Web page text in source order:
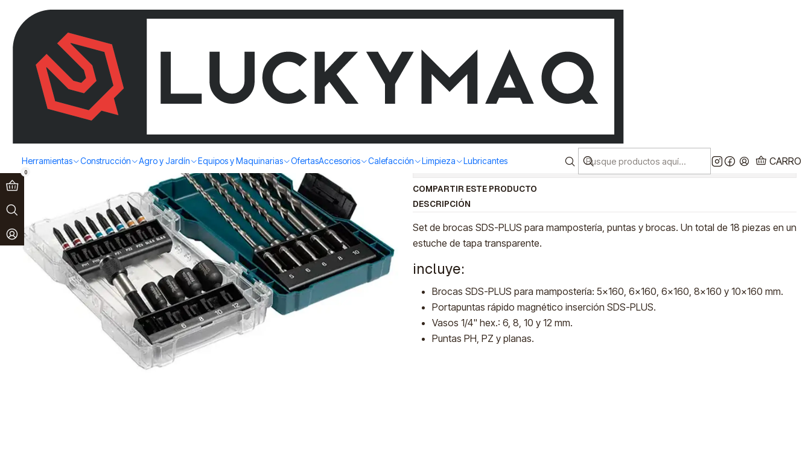
Herramientas Construcción Agro y Jardín Equipos y Maquinarias OfertasAccesorios Calefacción Limpieza Lubricantes CARRO
0
Paga en 3 cuotas sin interés!Ver más Despacho a todo chile!
Inicio
SET 18PZS BROCAS SDS PLUS Y
PUNTAS MAKITA
Mostrar stock de ubicaciones
COMPARTIR ESTE PRODUCTO
DESCRIPCIÓN
Set de brocas SDS-PLUS para mampostería, puntas y brocas. Un total de 18 piezas en un
estuche de tapa transparente.
incluye:
Brocas SDS-PLUS para mampostería: 5x160, 6x160, 6x160, 8x160 y 10x160 mm.
Portapuntas rápido magnético inserción SDS-PLUS.
Vasos 1/4" hex.: 6, 8, 10 y 12 mm.
Puntas PH, PZ y planas.